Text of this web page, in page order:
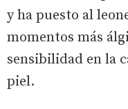
y ha puesto al
momentos más
sensibilidad en la
piel.